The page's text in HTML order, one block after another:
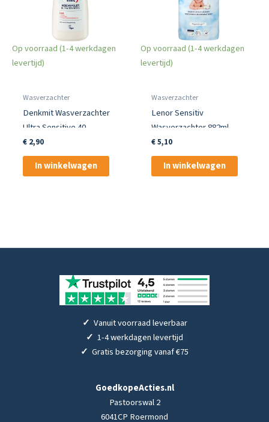
Op voorraad (1-4 werkdagen
levertijd)
Wasverzachter
Denkmit Wasverzachter
Ultra Sensitive 40
Wasbeurten
€2,90
In winkelwagen
Op voorraad (1-4 werkdagen
levertijd)
Wasverzachter
Lenor Sensitiv
Wasverzachter 882ml –
Zacht en Fris
€5,10
In winkelwagen
✓ Vanuit voorraad leverbaar
✓ 1-4 werkdagen levertijd
✓ Gratis bezorging vanaf €75
GoedkopeActies.nl
Pastoorswal 2
6041CP Roermond